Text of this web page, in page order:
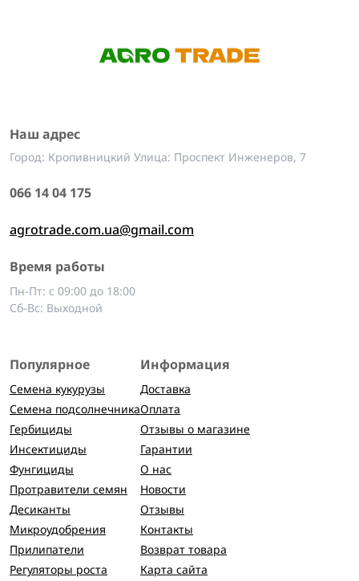
Наш адрес
Город: Кропивницкий Улица: Проспект Инженеров, 7
066 14 04 175
agrotrade.com.ua@gmail.com
Время работы
Пн-Пт: с 09:00 до 18:00
Сб-Вс: Выходной
Популярное
Семена кукурузы
Семена подсолнечника
Гербициды
Инсектициды
Фунгициды
Протравители семян
Десиканты
Микроудобрения
Прилипатели
Регуляторы роста
Информация
Доставка
Оплата
Отзывы о магазине
Гарантии
О нас
Новости
Отзывы
Контакты
Возврат товара
Карта сайта